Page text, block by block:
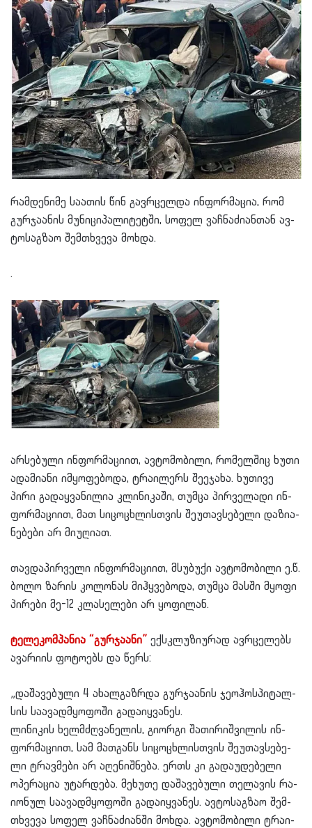
რამდენიმე საათის წინ გავ­რცელ­და ინ­ფორ­მა­ცია, რომ
გურ­ჯა­ა­ნის მუ­ნი­ცი­პა­ლი­ტეტ­ში, სო­ფელ ვაჩ­ნა­ძი­ან­თან ავ­
ტო­საგ­ზაო შემ­თხვე­ვა მოხ­და.
.
არ­სე­ბუ­ლი ინ­ფორ­მა­ცი­ით, ავ­ტო­მო­ბი­ლი, რო­მელ­შიც ხუთი
ადა­მი­ა­ნი იმ­ყო­ფე­ბო­და, ტრა­ი­ლერს შე­ე­ჯა­ხა. ხუ­თი­ვე
პირი გა­დაყ­ვა­ნი­ლია კლი­ნი­კა­ში, თუმ­ცა პირ­ვე­ლა­დი ინ­
ფორ­მა­ცი­ით, მათ სი­ცო­ცხლის­თვის შე­უ­თავ­სე­ბე­ლი და­ზი­ა­
ნე­ბე­ბი არ მი­უ­ღი­ათ.
თავ­და­პირ­ვე­ლი ინ­ფორ­მა­ცი­ით, მსუ­ბუ­ქი ავ­ტო­მო­ბი­ლი ე.წ.
ბოლო ზა­რის კო­ლო­ნას მიჰ­ყვე­ბო­და, თუმ­ცა მას­ში მყო­ფი
პი­რე­ბი მე-12 კლა­სე­ლე­ბი არ ყო­ფი­ლან.
ტე­ლე­კომ­პა­ნია “გურ­ჯა­ა­ნი” ექ­სკლუ­ზი­უ­რად ავ­რცე­ლებს
ავა­რი­ის ფო­ტო­ებს და წერს:
„და­შა­ვე­ბუ­ლი 4 ახალ­გაზ­რდა გურ­ჯა­ა­ნის ჯე­ოჰოს­პი­ტალ­
სის სა­ა­ვად­მყო­ფო­ში გა­და­იყ­ვა­ნეს.
ლი­ნი­კის ხელ­მძღვა­ნე­ლის, გი­ორ­გი შა­თი­რიშ­ვი­ლის ინ­
ფორ­მა­ცი­ით, სამ მათ­განს სი­ცო­ცხლის­თვის შე­უ­თავ­სე­ბე­
ლი ტრავ­მე­ბი არ აღე­ნიშ­ნე­ბა. ერთს კი გა­და­უ­დე­ბე­ლი
ოპე­რა­ცია უტარ­დე­ბა. მე­ხუ­თე და­შა­ვე­ბუ­ლი თე­ლა­ვის რა­
ი­ო­ნულ სა­ა­ვად­მყო­ფო­ში გა­და­იყ­ვა­ნეს. ავ­ტო­საგ­ზაო შემ­
თხვე­ვა სო­ფელ ვაჩ­ნა­ძი­ან­ში მოხ­და. ავ­ტო­მო­ბი­ლი ტრა­ი­